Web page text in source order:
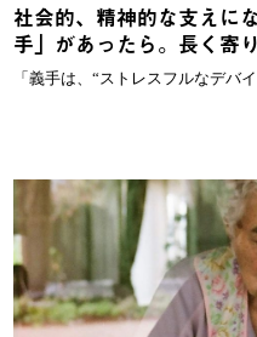
社会的、精神的な支えに
手」があったら。長く寄
「義手は、“ストレスフルなデバ